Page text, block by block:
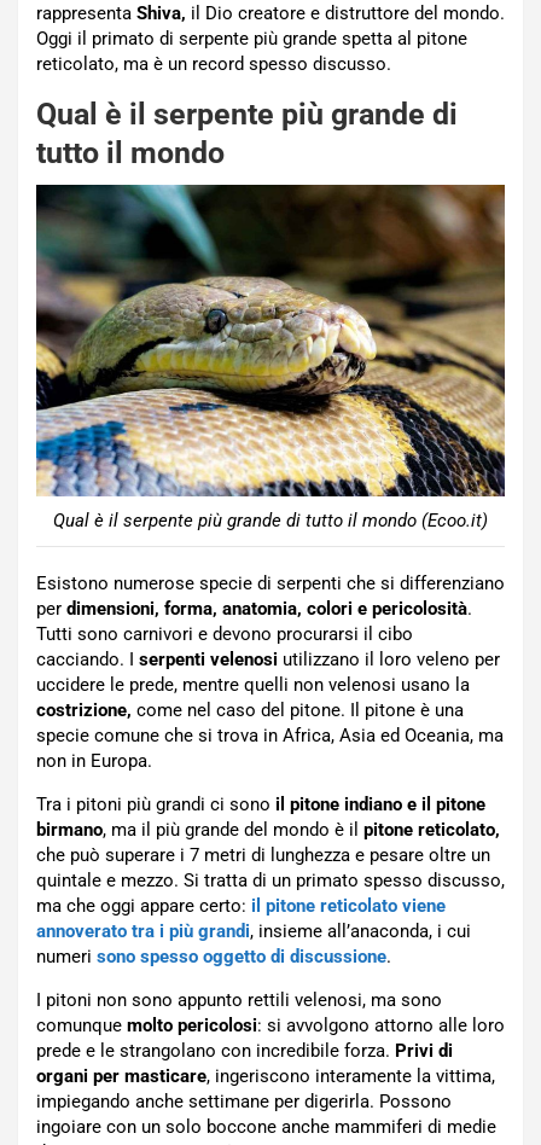
rappresenta Shiva, il Dio creatore e distruttore del mondo.
Oggi il primato di serpente più grande spetta al pitone
reticolato, ma è un record spesso discusso.
Qual è il serpente più grande di
tutto il mondo
Qual è il serpente più grande di tutto il mondo (Ecoo.it)
Esistono numerose specie di serpenti che si differenziano
per dimensioni, forma, anatomia, colori e pericolosità.
Tutti sono carnivori e devono procurarsi il cibo
cacciando. I serpenti velenosi utilizzano il loro veleno per
uccidere le prede, mentre quelli non velenosi usano la
costrizione, come nel caso del pitone. Il pitone è una
specie comune che si trova in Africa, Asia ed Oceania, ma
non in Europa.
Tra i pitoni più grandi ci sono il pitone indiano e il pitone
birmano, ma il più grande del mondo è il pitone reticolato,
che può superare i 7 metri di lunghezza e pesare oltre un
quintale e mezzo. Si tratta di un primato spesso discusso,
ma che oggi appare certo: il pitone reticolato viene
annoverato tra i più grandi, insieme all’anaconda, i cui
numeri sono spesso oggetto di discussione.
I pitoni non sono appunto rettili velenosi, ma sono
comunque molto pericolosi: si avvolgono attorno alle loro
prede e le strangolano con incredibile forza. Privi di
organi per masticare, ingeriscono interamente la vittima,
impiegando anche settimane per digerirla. Possono
ingoiare con un solo boccone anche mammiferi di medie